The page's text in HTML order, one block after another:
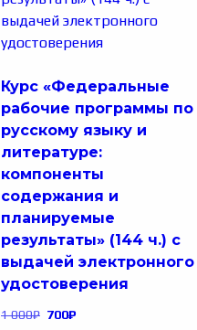
Курс «Федеральные
рабочие программы по
русскому языку и
литературе:
компоненты
содержания и
планируемые
результаты» (144 ч.) с
выдачей электронного
удостоверения
1 000₽ 700₽